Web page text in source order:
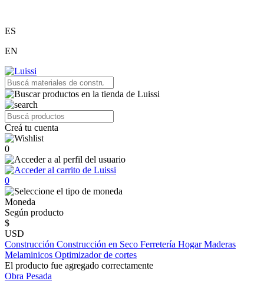
ES
EN
Creá tu cuenta
0
0
Moneda
Según producto
$
USD
Construcción Construcción en Seco Ferretería HogarMaderas
Melaminicos Optimizador de cortes
El producto fue agregado correctamente
Obra Pesada